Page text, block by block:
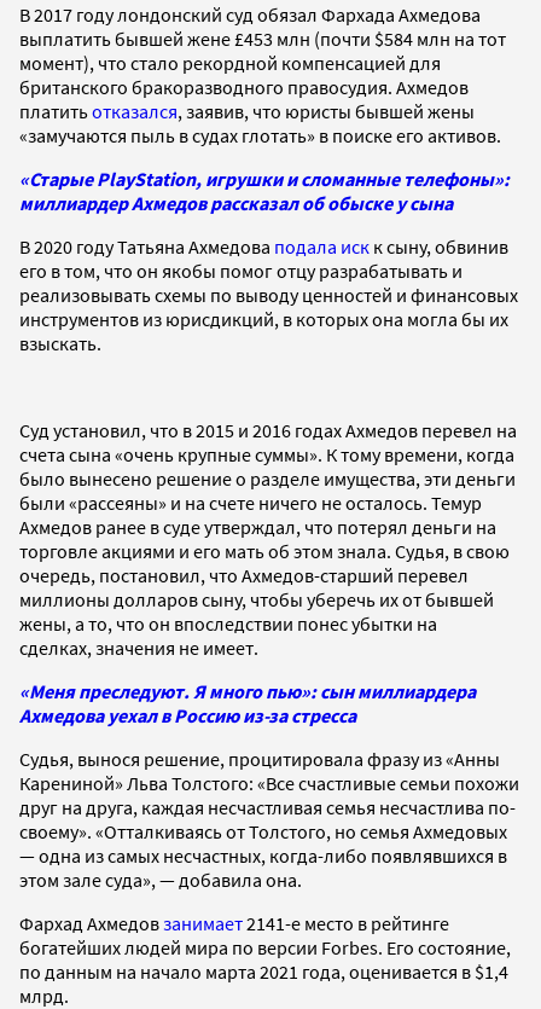
В 2017 году лондонский суд обязал Фархада Ахмедова
выплатить бывшей жене £453 млн (почти $584 млн на тот
момент), что стало рекордной компенсацией для
британского бракоразводного правосудия. Ахмедов
платитьотказался, заявив, что юристы бывшей жены
«замучаются пыль в судах глотать» в поиске его активов.
«Старые PlayStation, игрушки и сломанные телефоны»:
миллиардер Ахмедов рассказал об обыске у сына
В 2020 году Татьяна Ахмедова подала иск к сыну, обвинив
его в том, что он якобы помог отцу разрабатывать и
реализовывать схемы по выводу ценностей и финансовых
инструментов из юрисдикций, в которых она могла бы их
взыскать.
Суд установил, что в2015 и 2016 годах Ахмедов перевел на
счета сына «очень крупные суммы». Ктому времени, когда
было вынесено решение о разделе имущества, эти деньги
были «рассеяны» и на счете ничего не осталось. Темур
Ахмедов ранее в суде утверждал, что потерял деньги на
торговле акциями и его мать об этом знала. Судья, в свою
очередь, постановил, что Ахмедов-старший перевел
миллионы долларов сыну, чтобы уберечь их от бывшей
жены, а то, что он впоследствии понес убытки на
сделках, значения не имеет.
«Меня преследуют. Я много пью»: сын миллиардера
Ахмедова уехал в Россию из-за стресса
Судья, вынося решение, процитировала фразу из «Анны
Карениной» Льва Толстого: «Все счастливые семьи похожи
друг на друга, каждая несчастливая семья несчастлива по-
своему». «Отталкиваясь от Толстого, но семья Ахмедовых
— одна из самых несчастных, когда-либо появлявшихся в
этом зале суда», — добавила она.
Фархад Ахмедовзанимает2141-е место в рейтинге
богатейших людей мира по версии Forbes. Его состояние,
по данным на начало марта 2021 года, оценивается в $1,4
млрд.